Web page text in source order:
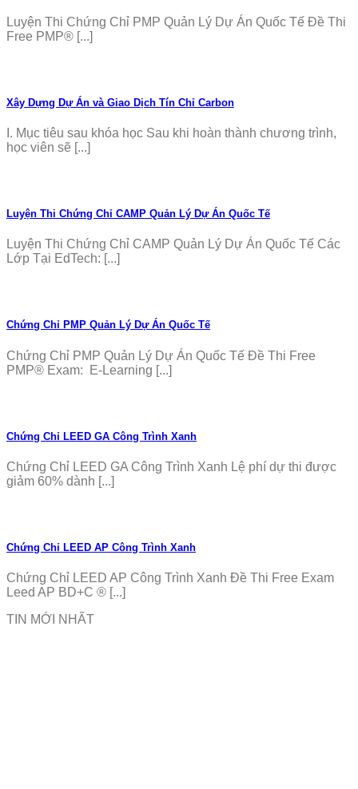
Luyện Thi Chứng Chỉ PMP Quản Lý Dự Án Quốc Tế Đề Thi
Free PMP® [...]
Xây Dựng Dự Án và Giao Dịch Tín Chỉ Carbon
I. Mục tiêu sau khóa học Sau khi hoàn thành chương trình,
học viên sẽ [...]
Luyện Thi Chứng Chỉ CAMP Quản Lý Dự Án Quốc Tế
Luyện Thi Chứng Chỉ CAMP Quản Lý Dự Án Quốc Tế Các
Lớp Tại EdTech: [...]
Chứng Chỉ PMP Quản Lý Dự Án Quốc Tế
Chứng Chỉ PMP Quản Lý Dự Án Quốc Tế Đề Thi Free
PMP® Exam: E-Learning [...]
Chứng Chỉ LEED GA Công Trình Xanh
Chứng Chỉ LEED GA Công Trình Xanh Lệ phí dự thi được
giảm 60% dành [...]
Chứng Chỉ LEED AP Công Trình Xanh
Chứng Chỉ LEED AP Công Trình Xanh Đề Thi Free Exam
Leed AP BD+C ® [...]
TIN MỚI NHẤT